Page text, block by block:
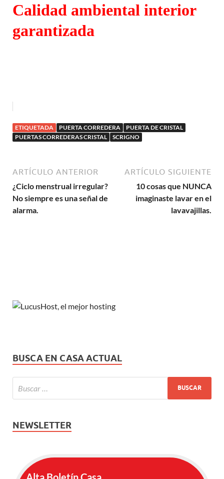
Calidad ambiental interior
garantizada
ETIQUETADA PUERTA CORREDERA
PUERTA DE CRISTAL
PUERTAS CORREDERAS CRISTAL
SCRIGNO
ARTÍCULO ANTERIOR
¿Ciclo menstrual irregular?
No siempre es una señal de
alarma.
ARTÍCULO SIGUIENTE
10 cosas que NUNCA
imaginaste lavar en el
lavavajillas.
BUSCA EN CASA ACTUAL
NEWSLETTER